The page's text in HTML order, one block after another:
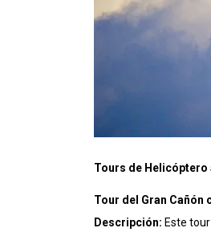
Tours de Helicóptero
Tour del Gran Cañón
Descripción: Este